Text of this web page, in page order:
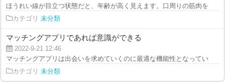
ほうれい線が目立つ状態だと、年齢が高く見えます。口周りの筋肉を使う
カテゴリ 未分類
マッチングアプリであれば意識ができる
2022-9-21 12:46
マッチングアプリは出会いを求めていくのに最適な機能性となっています
カテゴリ 未分類